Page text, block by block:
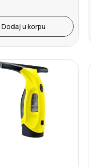
Dodaj u korpu